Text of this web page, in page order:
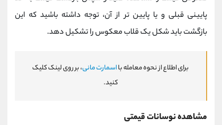
پایینی قبلی و یا پایین تر از آن، توجه داشته باشید که این
بازگشت باید شکل یک قلاب معکوس را تشکیل دهد.
برای اطلاع از نحوه معامله بااسمارت مانی، بر روی لینک کلیک
کنید.
مشاهده نوسانات قیمتی